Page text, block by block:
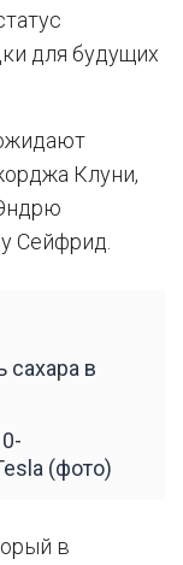
для будущих
Клуни,
Сейфрид.
сахара в
(фото)
в